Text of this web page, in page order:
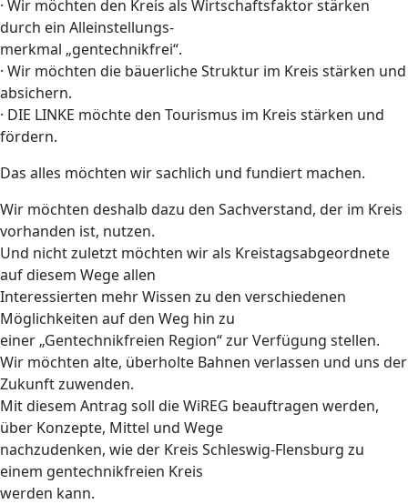
· Wir möchten den Kreis als Wirtschaftsfaktor stärken
durch ein Alleinstellungs-
merkmal „gentechnikfrei“.
· Wir möchten die bäuerliche Struktur im Kreis stärken und
absichern.
· DIE LINKE möchte den Tourismus im Kreis stärken und
fördern.
Das alles möchten wir sachlich und fundiert machen.
Wir möchten deshalb dazu den Sachverstand, der im Kreis
vorhanden ist, nutzen.
Und nicht zuletzt möchten wir als Kreistagsabgeordnete
auf diesem Wege allen
Interessierten mehr Wissen zu den verschiedenen
Möglichkeiten auf den Weg hin zu
einer „Gentechnikfreien Region“ zur Verfügung stellen.
Wir möchten alte, überholte Bahnen verlassen und uns der
Zukunft zuwenden.
Mit diesem Antrag soll die WiREG beauftragen werden,
über Konzepte, Mittel und Wege
nachzudenken, wie der Kreis Schleswig-Flensburg zu
einem gentechnikfreien Kreis
werden kann.